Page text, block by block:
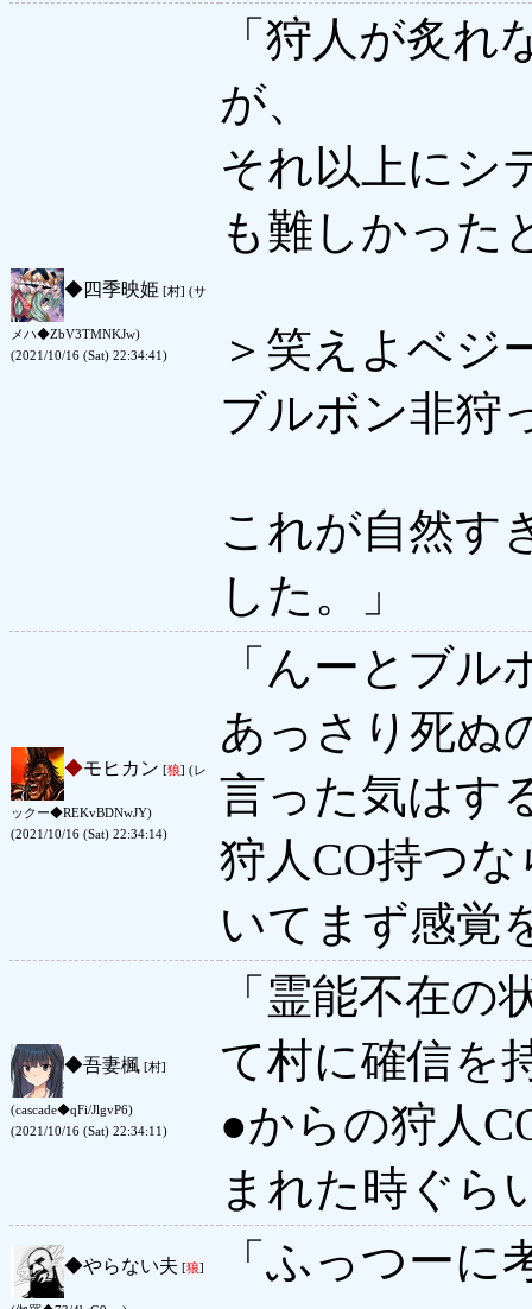
◆四季映姫 [村] (サ
メハ◆ZbV3TMNKJw)
(2021/10/16 (Sat) 22:34:41)
「狩人が炙
が、
それ以上にシ
も難しかった
＞笑えよベジ
ブルボン非狩
これが自然す
した。」
◆モヒカン [狼] (レ
ックー◆REKvBDNwJY)
(2021/10/16 (Sat) 22:34:14)
「んーとブル
あっさり死ぬ
言った気はす
狩人CO持つ
いてまず感覚
◆吾妻楓 [村]
(cascade◆qFi/JlgvP6)
(2021/10/16 (Sat) 22:34:11)
「霊能不在
て村に確信を
●からの狩人
まれた時ぐら
◆やらない夫 [狼]
「ふっつー